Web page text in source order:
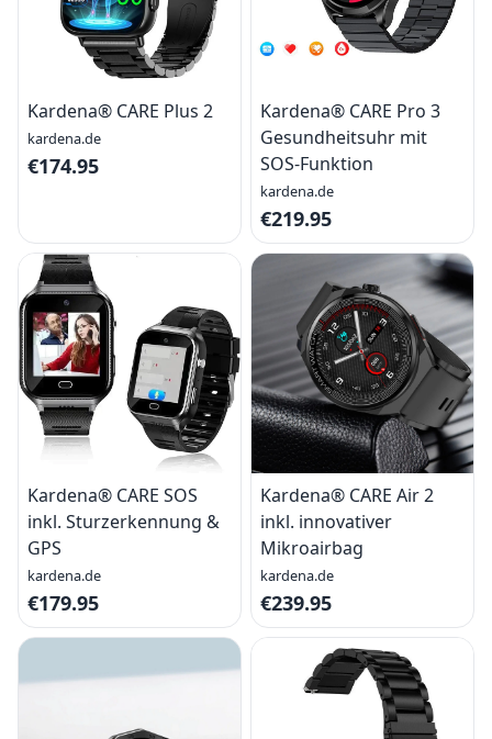
Kardena® CARE Plus 2
kardena.de
€174.95
Kardena® CARE Pro 3
Gesundheitsuhr mit
SOS-Funktion
kardena.de
€219.95
Kardena® CARE SOS
inkl. Sturzerkennung &
GPS
kardena.de
€179.95
Kardena® CARE Air 2
inkl. innovativer
Mikroairbag
kardena.de
€239.95